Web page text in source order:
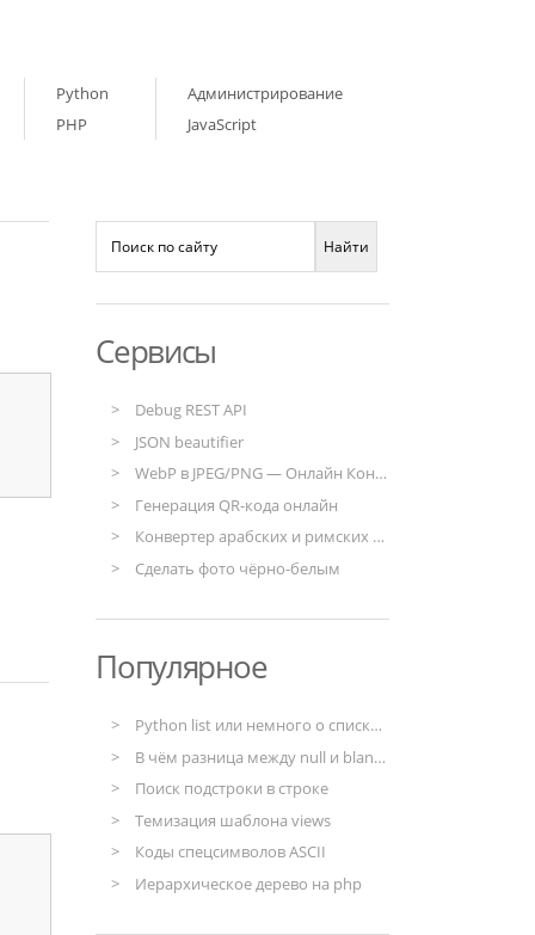
Python
PHP
Администрирование
JavaScript
Сервисы
Debug REST API
JSON beautifier
WebP в JPEG/PNG — Онлайн Конвертер
Генерация QR-кода онлайн
Конвертер арабских и римских чисел
Сделать фото чёрно-белым
Популярное
Python list или немного о списках в Python
В чём разница между null и blank в моделях django
Поиск подстроки в строке
Темизация шаблона views
Коды спецсимволов ASCII
Иерархическое дерево на php